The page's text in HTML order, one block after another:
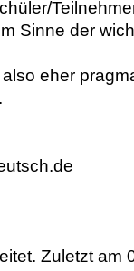
Sinne der
eher
Zuletzt am